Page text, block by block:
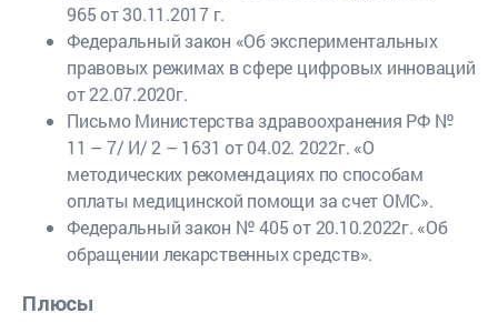
965 от 30.11.2017 г.
Федеральный закон «Об экспериментальных
правовых режимах в сфере цифровых инноваций
от 22.07.2020г.
Письмо Министерства здравоохранения РФ №
11 – 7/ И/ 2 – 1631 от 04.02. 2022г. «О
методических рекомендациях по способам
оплаты медицинской помощи за счет ОМС».
Федеральный закон № 405 от 20.10.2022г. «Об
обращении лекарственных средств».
Плюсы